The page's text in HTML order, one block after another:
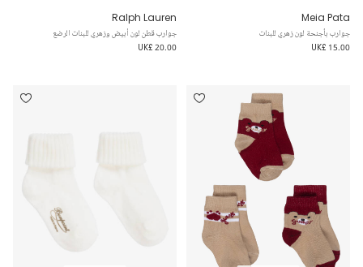
Meia Pata
جوارب بأجنحة لون زهري للبنات
UK£ 15.00
Ralph Lauren
جوارب قطن لون أبيض وزهري للبنات الرضع
UK£ 20.00